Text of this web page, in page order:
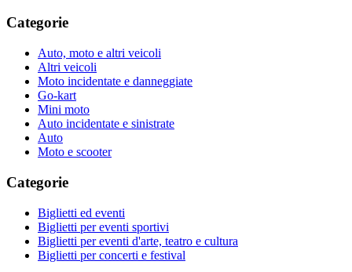
Categorie
Auto, moto e altri veicoli
Altri veicoli
Moto incidentate e danneggiate
Go-kart
Mini moto
Auto incidentate e sinistrate
Auto
Moto e scooter
Categorie
Biglietti ed eventi
Biglietti per eventi sportivi
Biglietti per eventi d'arte, teatro e cultura
Biglietti per concerti e festival